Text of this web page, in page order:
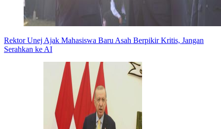
Rektor Unej Ajak Mahasiswa Baru Asah Berpikir Kritis, Jangan
Serahkan ke AI